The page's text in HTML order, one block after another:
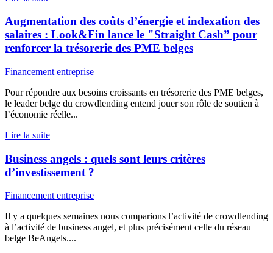
Augmentation des coûts d’énergie et indexation des
salaires : Look&Fin lance le "Straight Cash” pour
renforcer la trésorerie des PME belges
Financement entreprise
Pour répondre aux besoins croissants en trésorerie des PME belges,
le leader belge du crowdlending entend jouer son rôle de soutien à
l’économie réelle...
Lire la suite
Business angels : quels sont leurs critères
d’investissement ?
Financement entreprise
Il y a quelques semaines nous comparions l’activité de crowdlending
à l’activité de business angel, et plus précisément celle du réseau
belge BeAngels....